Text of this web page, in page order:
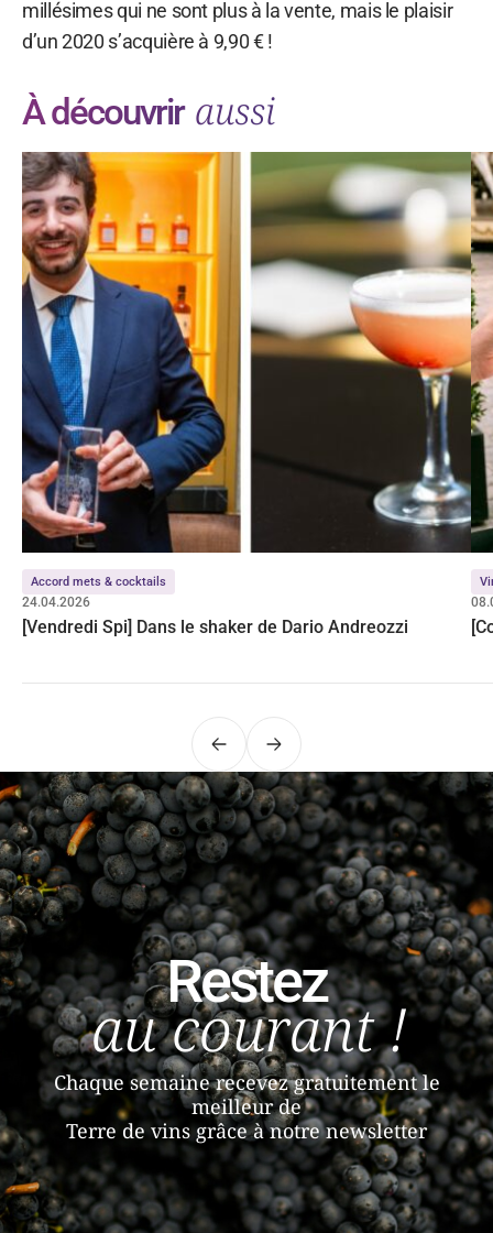
millésimes qui ne sont plus à la vente, mais le plaisir
d’un 2020 s’acquière à 9,90 € !
À découvrir aussi
Accord mets & cocktails
24.04.2026
[Vendredi Spi] Dans le shaker de Dario Andreozzi
PrécédentSuivant
Restez
au courant !
Chaque semaine recevez gratuitement le
meilleur de
Terre de vins grâce à notre newsletter